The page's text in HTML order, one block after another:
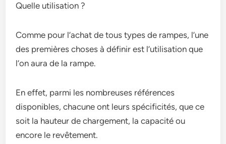
Quelle utilisation ?
Comme pour l’achat de tous types de rampes, l’une
des premières choses à définir est l’utilisation que
l’on aura de la rampe.
En effet, parmi les nombreuses références
disponibles, chacune ont leurs spécificités, que ce
soit la hauteur de chargement, la capacité ou
encore le revêtement.